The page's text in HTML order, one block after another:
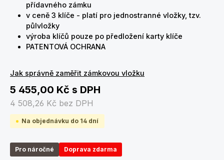
přídavného zámku
v ceně 3 klíče - platí pro jednostranné vložky, tzv.
půlvložky
výroba klíčů pouze po předložení karty klíče
PATENTOVÁ OCHRANA
Jak správně zaměřit zámkovou vložku
5 455,00 Kč s DPH
4 508,26 Kč bez DPH
Na objednávku do 14 dní
Pro náročné Doprava zdarma